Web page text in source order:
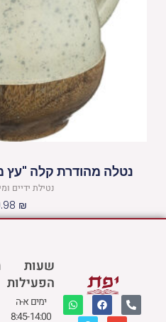
נטלה מהודרת קלה "עץ מנגו
נטילת ידיים
₪
שעות
הפעילות
ימים א-ה
8:45-14:00
P
h
o
F
a
c
W
h
a
E
v
M
p